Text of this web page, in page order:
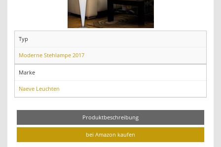
Typ
Moderne Stehlampe 2017
Marke
Naeve Leuchten
Produktbeschreibung
bei Amazon kaufen